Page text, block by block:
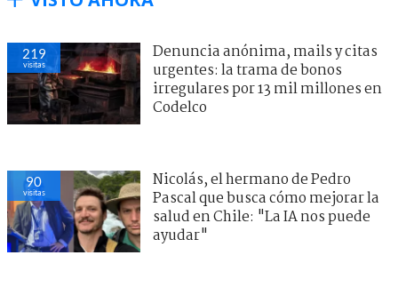
219
visitas
Denuncia anónima, mails y citas
urgentes: la trama de bonos
irregulares por 13 mil millones en
Codelco
90
visitas
Nicolás, el hermano de Pedro
Pascal que busca cómo mejorar la
salud en Chile: "La IA nos puede
ayudar"